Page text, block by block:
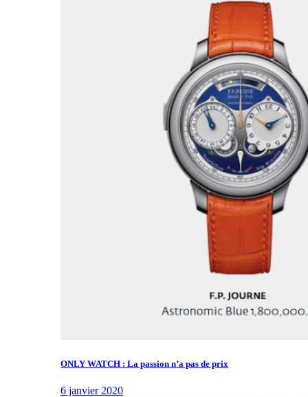
ONLY WATCH : La passion n’a pas de prix
6 janvier 2020